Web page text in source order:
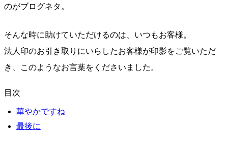
のがブログネタ。
そんな時に助けていただけるのは、いつもお客様。
法人印のお引き取りにいらしたお客様が印影をご覧いただ
き、このようなお言葉をくださいました。
目次
華やかですね
最後に